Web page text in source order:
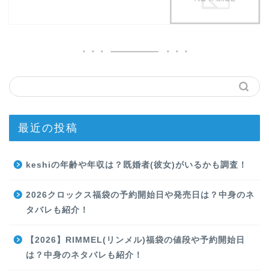
最近の投稿
keshiの年齢や年収は？既婚者(彼女)がいるかも調査！
2026クロックス福袋の予約開始日や発売日は？中身のネ
タバレも紹介！
【2026】RIMMEL(リンメル)福袋の値段や予約開始日
は？中身のネタバレも紹介！